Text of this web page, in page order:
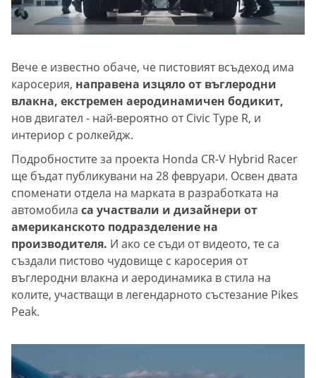
Вече е известно обаче, че пистовият всъдеход има
каросерия, направена изцяло от въглеродни
влакна, екстремен аеродинамичен бодикит,
нов двигател - най-вероятно от Civic Type R, и
интериор с ролкейдж.
Подробностите за проекта Honda CR-V Hybrid Racer
ще бъдат публикувани на 28 февруари. Освен двата
споменати отдела на марката в разработката на
автомобила са участвали и дизайнери от
американското подразделение на
производителя. И ако се съди от видеото, те са
създали пистово чудовище с каросерия от
въглеродни влакна и аеродинамика в стила на
колите, участващи в легендарното състезание Pikes
Peak.